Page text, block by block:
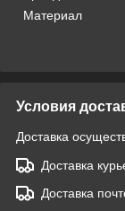
Материал
Условия
Доставка
Доставка
Доставка